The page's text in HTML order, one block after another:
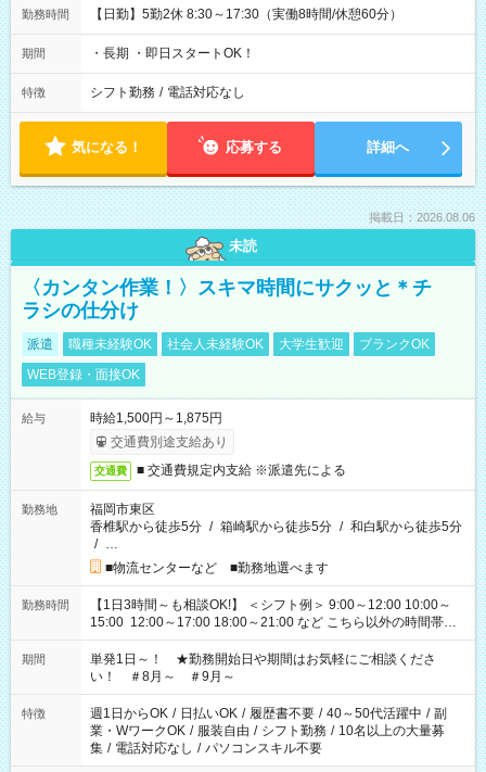
勤務時間 【日勤】5勤2休 8:30～17:30（実働8時間/休憩60分）
期間 ・長期 ・即日スタートOK！
特徴 シフト勤務 / 電話対応なし
気になる！ 応募する 詳細へ
掲載日：2026.08.06
未読
〈カンタン作業！〉スキマ時間にサクッと＊チ
ラシの仕分け
派遣 職種未経験OK 社会人未経験OK 大学生歓迎
ブランクOK
WEB登録・面接OK
給与
時給1,500円～1,875円
交通費別途支給あり
交通費 ■ 交通費規定内支給 ※派遣先による
勤務地
福岡市東区
香椎駅から徒歩5分 / 箱崎駅から徒歩5分 / 和白駅から徒歩5分
/ …
■物流センターなど ■勤務地選べます
勤務時間
【1日3時間～も相談OK!】 ＜シフト例＞ 9:00～12:00 10:00～
15:00 12:00～17:00 18:00～21:00 など こちら以外の時間帯も
お気軽にご相談ください！
期間
単発1日～！ ★勤務開始日や期間はお気軽にご相談くださ
い！ ＃8月～ ＃9月～
特徴 週1日からOK / 日払いOK / 履歴書不要 / 40～50代活躍中 / 副
業・WワークOK / 服装自由 / シフト勤務 / 10名以上の大量募
集 / 電話対応なし / パソコンスキル不要